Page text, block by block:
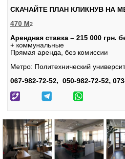
СКАЧАЙТЕ ПЛАН КЛИКНУВ НА
470 М2
Арендная ставка – 215 000 грн.
+ коммунальные
Прямая аренда, без комиссии
Метро: Политехнический
067-982-72-52, 050-982-72-52,